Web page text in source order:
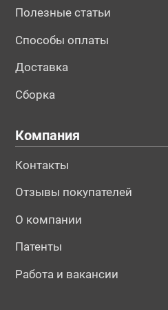
№195659
Полезные статьи
Способы оплаты
Доставка
Сборка
Компания
Контакты
Отзывы покупателей
О компании
Патенты
Работа и вакансии